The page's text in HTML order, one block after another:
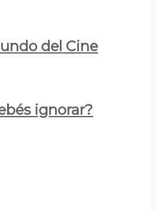
del Cine
ignorar?